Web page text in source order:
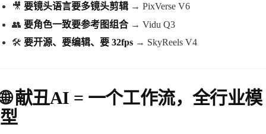
🎥 要镜头语言要多镜头剪辑 → PixVerse V6
👥 要角色一致要参考图组合 → Vidu Q3
🛠️ 要开源、要编辑、要 32fps → SkyReels V4
🌐 献丑AI = 一个工作流，全行业模
型